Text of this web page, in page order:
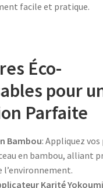
facile et pratique.
Éco-
pour
Parfaite
Bambou: Appliquez
en bambou, alliant
l’environnement.
Karité Yokoumi